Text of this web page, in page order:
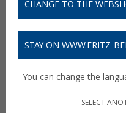
CHANGE TO THE
STAY ON WWW.FRITZ-
You can change the
SELECT